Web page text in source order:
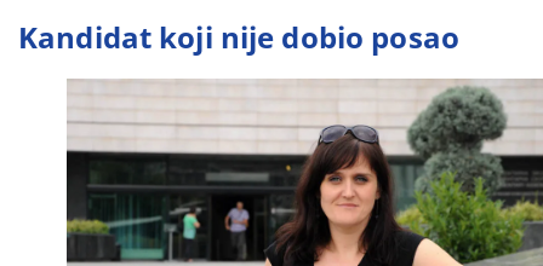
Kandidat koji nije dobio posao